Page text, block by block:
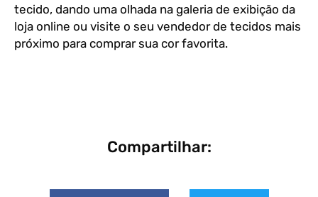
tecido, dando uma olhada na galeria de exibição da
loja online ou visite o seu vendedor de tecidos mais
próximo para comprar sua cor favorita.
Compartilhar: